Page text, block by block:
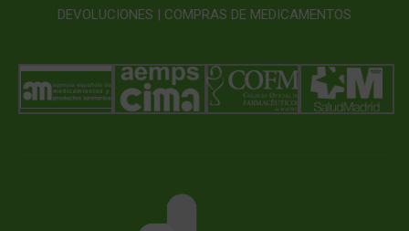
DEVOLUCIONES | COMPRAS DE MEDICAMENTOS